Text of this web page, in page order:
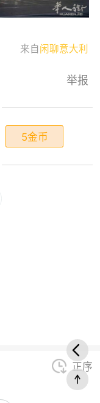
来自 闲聊意大利
举报
5金币
正序